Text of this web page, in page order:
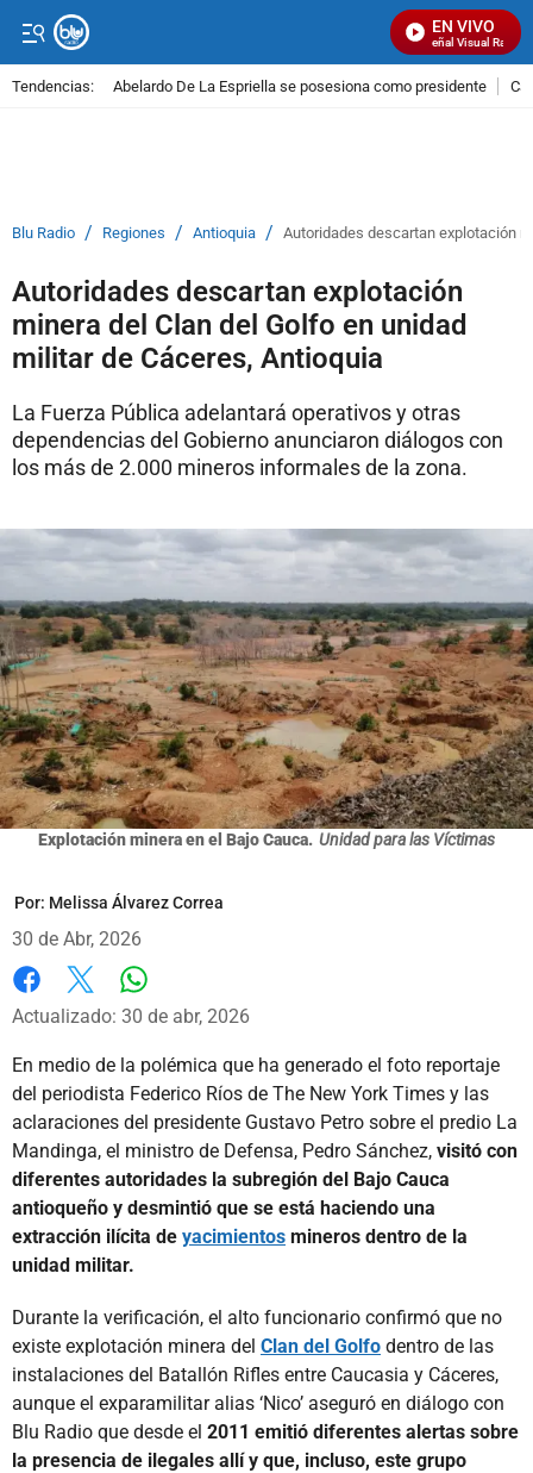
EN VIVO
Señal Visual Radio
Tendencias: Abelardo De La Espriella se posesiona como presidente
Blu Radio / Regiones / Antioquia / Autoridades descartan explotación
Autoridades descartan explotación
minera del Clan del Golfo en unidad
militar de Cáceres, Antioquia
La Fuerza Pública adelantará operativos y otras
dependencias del Gobierno anunciaron diálogos con
los más de 2.000 mineros informales de la zona.
Explotación minera en el Bajo Cauca. Unidad para las Víctimas
Por: Melissa Álvarez Correa
30 de Abr, 2026
Facebook
X
Actualizado: 30 de abr, 2026
En medio de la polémica que ha generado el foto reportaje
del periodista Federico Ríos de The New York Times y las
aclaraciones del presidente Gustavo Petro sobre el predio La
Mandinga, el ministro de Defensa, Pedro Sánchez, visitó con
diferentes autoridades la subregión del Bajo Cauca
antioqueño y desmintió que se está haciendo una
extracción ilícita de yacimientos mineros dentro de la
unidad militar.
Durante la verificación, el alto funcionario confirmó que no
existe explotación minera del Clan del Golfo dentro de las
instalaciones del Batallón Rifles entre Caucasia y Cáceres,
aunque el exparamilitar alias ‘Nico’ aseguró en diálogo con
Blu Radio que desde el 2011 emitió diferentes alertas sobre
la presencia de ilegales allí y que, incluso, este grupo